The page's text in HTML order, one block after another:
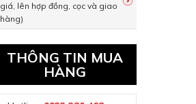
giá, lên hợp đồng, cọc và giao
hàng)
THÔNG TIN MUA
HÀNG